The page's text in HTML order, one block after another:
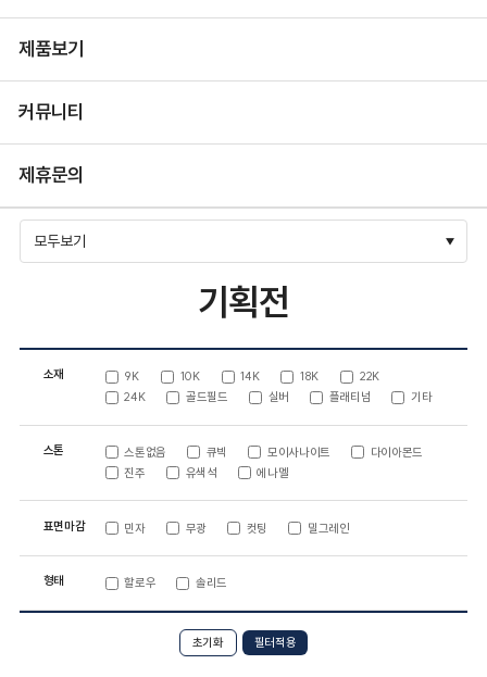
제품보기
커뮤니티
제휴문의
모두보기
기획전
소재 9K 10K 14K 18K
22K
24K
골드필드 실버 플래티넘 기타
스톤 스톤없음 큐빅 모이사나이트
다이아몬드
진주
유색석 에나멜
표면마감 민자 무광 컷팅 밀그레인
형태 할로우 솔리드
초기화